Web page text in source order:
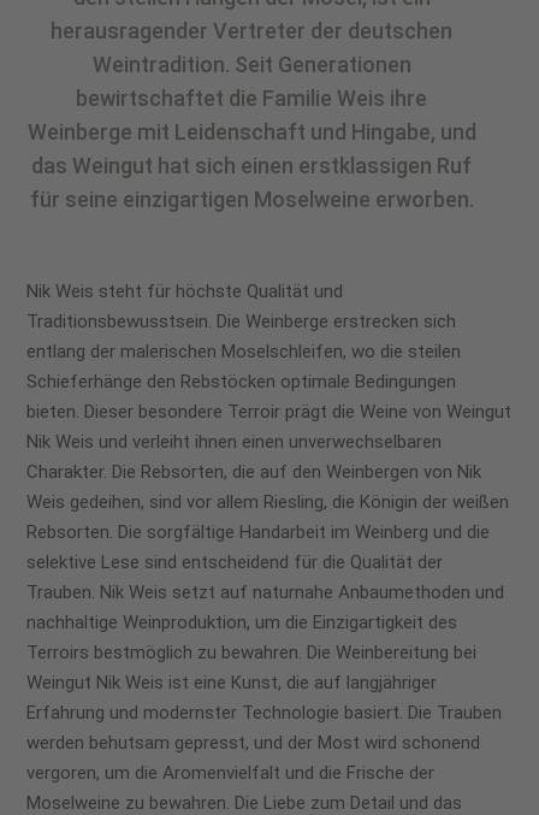
herausragender Vertreter der deutschen
Weintradition. Seit Generationen
bewirtschaftet die Familie Weis ihre
Weinberge mit Leidenschaft und Hingabe, und
das Weingut hat sich einen erstklassigen Ruf
für seine einzigartigen Moselweine erworben.
Nik Weis steht für höchste Qualität und
Traditionsbewusstsein. Die Weinberge erstrecken sich
entlang der malerischen Moselschleifen, wo die steilen
Schieferhänge den Rebstöcken optimale Bedingungen
bieten. Dieser besondere Terroir prägt die Weine von Weingut
Nik Weis und verleiht ihnen einen unverwechselbaren
Charakter. Die Rebsorten, die auf den Weinbergen von Nik
Weis gedeihen, sind vor allem Riesling, die Königin der weißen
Rebsorten. Die sorgfältige Handarbeit im Weinberg und die
selektive Lese sind entscheidend für die Qualität der
Trauben. Nik Weis setzt auf naturnahe Anbaumethoden und
nachhaltige Weinproduktion, um die Einzigartigkeit des
Terroirs bestmöglich zu bewahren. Die Weinbereitung bei
Weingut Nik Weis ist eine Kunst, die auf langjähriger
Erfahrung und modernster Technologie basiert. Die Trauben
werden behutsam gepresst, und der Most wird schonend
vergoren, um die Aromenvielfalt und die Frische der
Moselweine zu bewahren. Die Liebe zum Detail und das